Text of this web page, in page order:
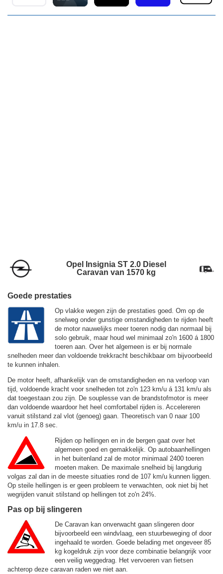
Opel Insignia ST 2.0 Diesel
Caravan van 1570 kg
Goede prestaties
Op vlakke wegen zijn de prestaties goed. Om op de
snelweg onder gunstige omstandigheden te rijden heeft
de motor nauwelijks meer toeren nodig dan normaal bij
solo gebruik, maar houd wel minimaal zo'n 1600 á 1800
toeren aan. Over het algemeen is er bij normale
snelheden meer dan voldoende trekkracht beschikbaar om bijvoorbeeld
te kunnen inhalen.
De motor heeft, afhankelijk van de omstandigheden en na verloop van
tijd, voldoende kracht voor snelheden tot zo'n 123 km/u á 131 km/u als
dat toegestaan zou zijn. De souplesse van de brandstofmotor is meer
dan voldoende waardoor het heel comfortabel rijden is. Accelereren
vanuit stilstand zal vlot (genoeg) gaan. Theoretisch van 0 naar 100
km/u in 17.8 sec.
Rijden op hellingen en in de bergen gaat over het
algemeen goed en gemakkelijk. Op autobaanhellingen
in het buitenland zal de motor minimaal 2400 toeren
moeten maken. De maximale snelheid bij langdurig
volgas zal dan in de meeste situaties rond de 107 km/u kunnen liggen.
Op steile hellingen is er geen probleem te verwachten, ook niet bij het
wegrijden vanuit stilstand op hellingen tot zo'n 24%.
Pas op bij slingeren
De Caravan kan onverwacht gaan slingeren door
bijvoorbeeld een windvlaag, een stuurbeweging of door
ingehaald te worden. Goede belading met ongeveer 85
kg kogeldruk zijn voor deze combinatie belangrijk voor
een veilig weggedrag. Het vervoeren van fietsen
achterop deze caravan raden we niet aan.